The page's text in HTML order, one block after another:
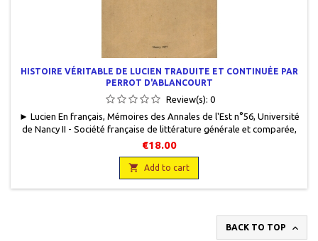
HISTOIRE VÉRITABLE DE LUCIEN TRADUITE ET CONTINUÉE PAR
PERROT D'ABLANCOURT
Review(s): 0
► Lucien En français, Mémoires des Annales de l'Est n°56, Université
de Nancy II - Société française de littérature générale et comparée,
1977, 11,5 x 18,5, 112 pages, broché, occasion. Bon état. Quelques
rousseurs, un coin marqué. Très bon état intérieur.
€18.00
 Add to cart
BACK TO TOP 